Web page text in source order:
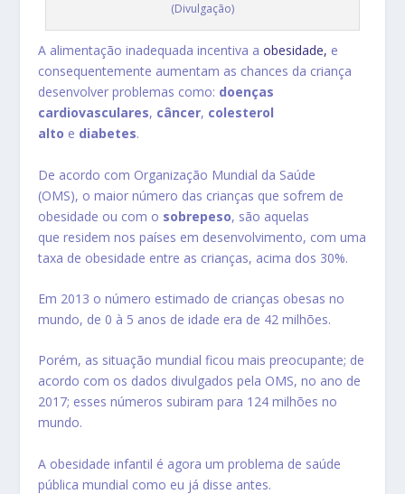
(Divulgação)
A alimentação inadequada incentiva aobesidade, e
consequentemente aumentam as chances da criança
desenvolver problemas como: doenças
cardiovasculares, câncer, colesterol
alto e diabetes.
De acordo com Organização Mundial da Saúde
(OMS), o maior número das crianças que sofrem de
obesidade ou com o sobrepeso, são aquelas
que residem nos países em desenvolvimento, com uma
taxa de obesidade entre as crianças, acima dos 30%.
Em 2013 o número estimado de crianças obesas no
mundo, de 0 à 5 anos de idade era de 42 milhões.
Porém, as situação mundial ficou mais preocupante; de
acordo com os dados divulgados pela OMS, no ano de
2017; esses números subiram para 124 milhões no
mundo.
A obesidade infantil é agora um problema de saúde
pública mundial como eu já disse antes.